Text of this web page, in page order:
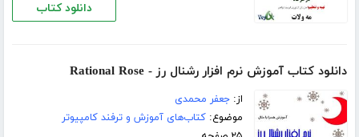
دانلود کتاب
دانلود کتاب آموزش نرم افزار رشنال رز - Rational Rose
از:جعفر محمدی
موضوع:کتاب‌های آموزش و ترفند کامپیوتر